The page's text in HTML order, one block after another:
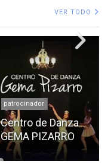
VER TODO
patrocinador
Centro de Danza
GEMA PIZARRO